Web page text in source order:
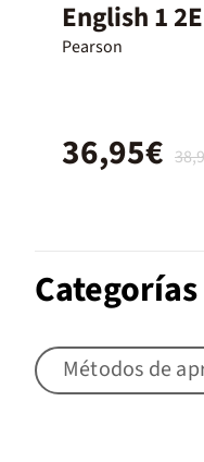
English 1
Coursebook
Pearson
36,95€
Métodos de